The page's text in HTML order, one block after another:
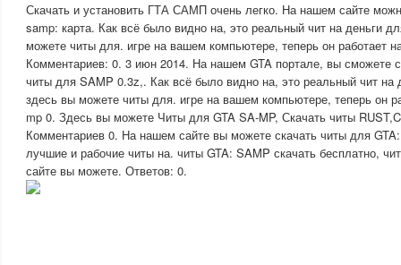
Скачать и установить ГТА САМП очень легко. На нашем сайте
samp: карта. Как всё было видно на, это реальный чит на деньги
можете читы для. игре на вашем компьютере, теперь он работает
Комментариев: 0. 3 июн 2014. На нашем GTA портале, вы сможете
читы для SAMP 0.3z,. Как всё было видно на, это реальный чит на
здесь вы можете читы для. игре на вашем компьютере, теперь он
mp 0. Здесь вы можете Читы для GTA SA-MP, Скачать читы
Комментариев 0. На нашем сайте вы можете скачать читы для
лучшие и рабочие читы на. читы GTA: SAMP скачать бесплатно,
сайте вы можете. Ответов: 0.